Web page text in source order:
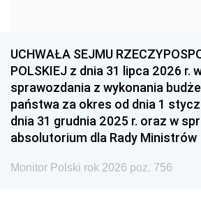
1939 1938
1936 1930
UCHWAŁA SEJMU
POLSKIEJ z dnia 31 lipca 2026 r.
sprawozdania z wykonania
państwa za okres od dnia 1
dnia 31 grudnia 2025 r. oraz w
absolutorium dla Rady Ministrów
Monitor Polski rok 2026 poz. 756